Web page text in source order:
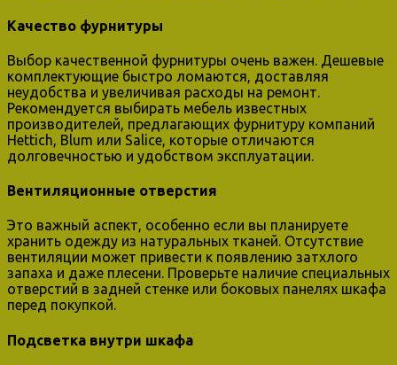
Качество фурнитуры
Выбор качественной фурнитуры очень важен. Дешевые
комплектующие быстро ломаются, доставляя
неудобства и увеличивая расходы на ремонт.
Рекомендуется выбирать мебель известных
производителей, предлагающих фурнитуру компаний
Hettich, Blum или Salice, которые отличаются
долговечностью и удобством эксплуатации.
Вентиляционные отверстия
Это важный аспект, особенно если вы планируете
хранить одежду из натуральных тканей. Отсутствие
вентиляции может привести к появлению затхлого
запаха и даже плесени. Проверьте наличие специальных
отверстий в задней стенке или боковых панелях шкафа
перед покупкой.
Подсветка внутри шкафа